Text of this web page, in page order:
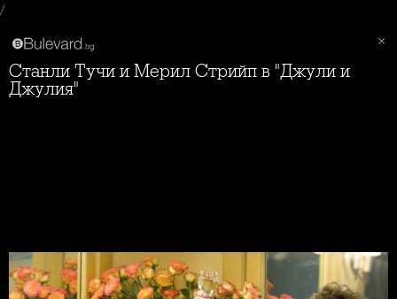
/
Станли Тучи и Мерил Стрийп в "Джули и
Джулия"